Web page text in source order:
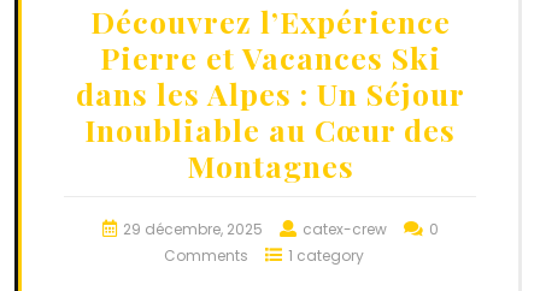
Découvrez l’Expérience
Pierre et Vacances Ski
dans les Alpes : Un Séjour
Inoubliable au Cœur des
Montagnes
29 décembre, 2025 catex-crew
0
Comments
1 category